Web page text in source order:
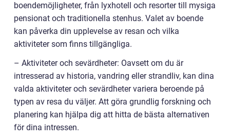
boendemöjligheter, från lyxhotell och resorter till mysiga
pensionat och traditionella stenhus. Valet av boende
kan påverka din upplevelse av resan och vilka
aktiviteter som finns tillgängliga.
– Aktiviteter och sevärdheter: Oavsett om du är
intresserad av historia, vandring eller strandliv, kan dina
valda aktiviteter och sevärdheter variera beroende på
typen av resa du väljer. Att göra grundlig forskning och
planering kan hjälpa dig att hitta de bästa alternativen
för dina intressen.